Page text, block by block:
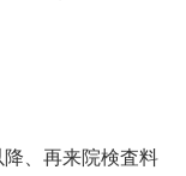
降、再来院検査料